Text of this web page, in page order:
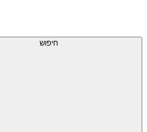
חיפוש